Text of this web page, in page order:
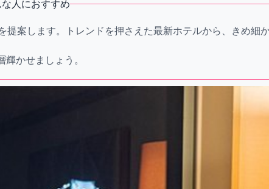
人におすすめ
案します。トレンドを押さえた最新ホテルから、きめ細
かせましょう。